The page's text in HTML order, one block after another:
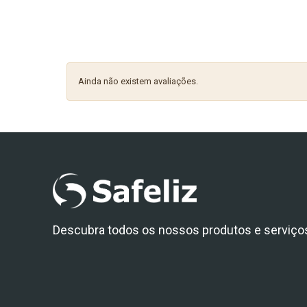
Ainda não existem avaliações.
Descubra todos os nossos produtos e